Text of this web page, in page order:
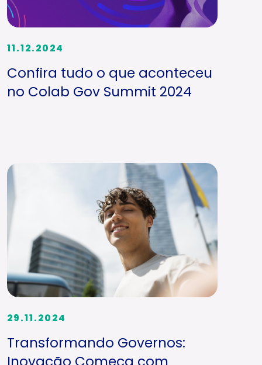
11.12.2024
Confira tudo o que aconteceu
no Colab Gov Summit 2024
29.11.2024
Transformando Governos: